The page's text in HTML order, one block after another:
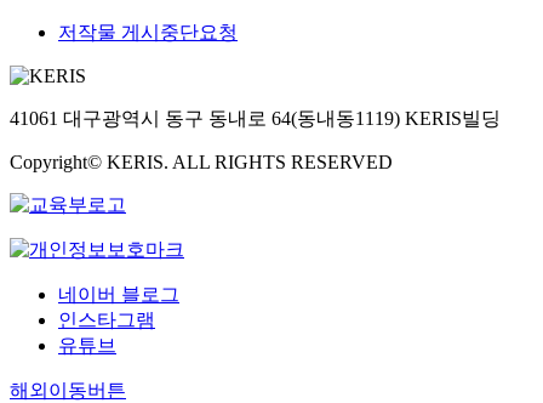
저작물 게시중단요청
41061 대구광역시 동구 동내로 64(동내동1119) KERIS빌딩
Copyright© KERIS. ALL RIGHTS RESERVED
네이버 블로그
인스타그램
유튜브
해외이동버튼